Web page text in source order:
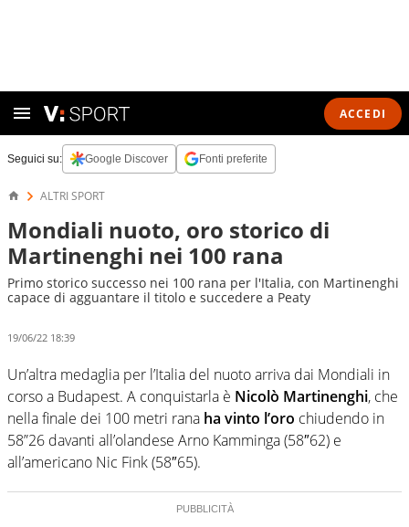
ACCEDI
Seguici su: Google Discover Fonti preferite
ALTRI SPORT
Mondiali nuoto, oro storico di
Martinenghi nei 100 rana
Primo storico successo nei 100 rana per l'Italia, con Martinenghi
capace di agguantare il titolo e succedere a Peaty
19/06/22 18:39
Un’altra medaglia per l’Italia del nuoto arriva dai Mondiali in
corso a Budapest. A conquistarla è Nicolò Martinenghi, che
nella finale dei 100 metri rana ha vinto l’oro chiudendo in
58”26 davanti all’olandese Arno Kamminga (58″62) e
all’americano Nic Fink (58″65).